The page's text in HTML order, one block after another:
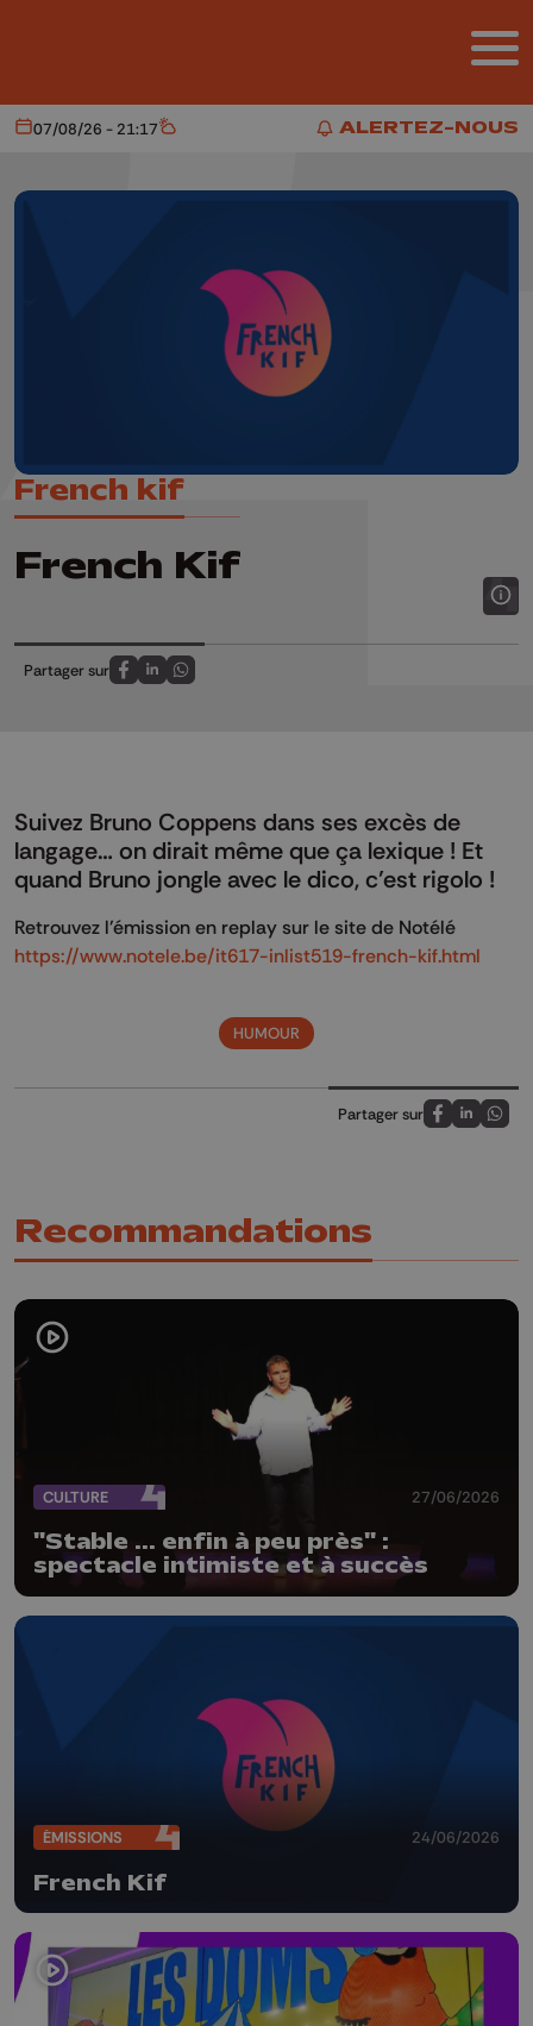
ALERTEZ-NOUS
ALERTEZ-NOUS
Aujourd'hui
07/08/26 - 21:17 Météo
French kif
French Kif
Partager sur
Partagez sur FaceBook
Partagez sur LinkedIn
Partagez sur Whatsapp
Suivez Bruno Coppens dans ses excès de
langage… on dirait même que ça lexique ! Et
quand Bruno jongle avec le dico, c’est rigolo !
Retrouvez l'émission en replay sur le site de Notélé
https://www.notele.be/it617-inlist519-french-kif.html
HUMOUR
Partager sur
Partagez sur
Partagez
Recommandations
CULTURE 27/06/2026
"Stable ... enfin à peu près" :
spectacle intimiste et à succès
ÉMISSIONS 24/06/2026
French Kif